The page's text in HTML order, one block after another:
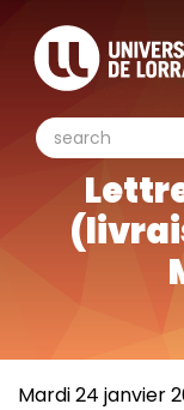
contenu
Search
search
Mardi 24 janvier